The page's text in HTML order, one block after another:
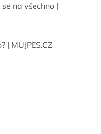
na všechno |
| MUJPES.CZ